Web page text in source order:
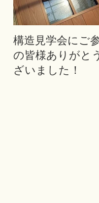
構造見学会にご
の皆様ありがと
ざいました！